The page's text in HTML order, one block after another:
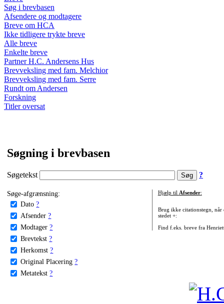
Søg i brevbasen
Afsendere og modtagere
Breve om HCA
Ikke tidligere trykte breve
Alle breve
Enkelte breve
Partner H.C. Andersens Hus
Brevveksling med fam. Melchior
Brevveksling med fam. Serre
Rundt om Andersen
Forskning
Titler oversat
Søgning i brevbasen
Søgetekst ?
Søge-afgrænsning:
Dato ?
Afsender ?
Modtager ?
Brevtekst ?
Herkomst ?
Original Placering ?
Metatekst ?
Hjælp til Afsender:
Brug ikke citationstegn, når
stedet +:
Find f.eks. breve fra